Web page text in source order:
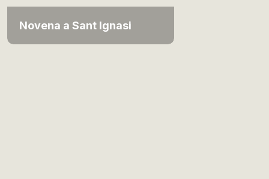
Novena a Sant Ignasi